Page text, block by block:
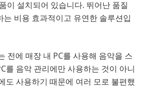
이 설치되어 있습니다. 뛰어난 품질
는 비용 효과적이고 유연한 솔루션입
전에 매장 내 PC를 사용해 음악을 스
를 음악 관리에만 사용하는 것이 아니
도 사용하기 때문에 여러 모로 불편했